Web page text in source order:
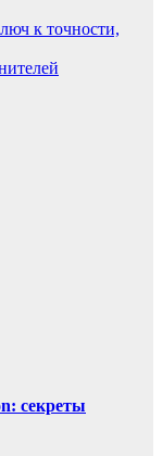
к точности,
секреты